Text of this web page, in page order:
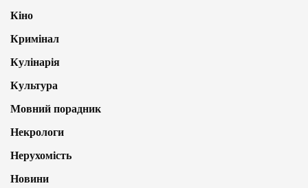
Кіно
Кримінал
Кулінарія
Культура
Мовний порадник
Некрологи
Нерухомість
Новини